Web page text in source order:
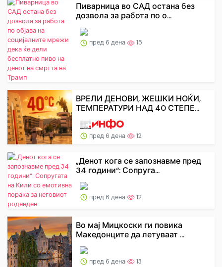
Пиварница во САД остана без
дозвола за работа по о...
пред 6 дена 15
ВРЕЛИ ДЕНОВИ, ЖЕШКИ НОЌИ,
ТЕМПЕРАТУРИ НАД 40 СТЕПЕ...
пред 6 дена 12
„Денот кога се запознавме пред
34 години“: Сопруга...
пред 6 дена 12
Во мај Мицкоски ги повика
Македонците да летуваат ...
пред 6 дена 13